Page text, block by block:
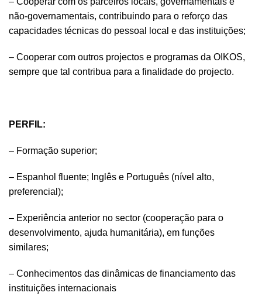
não-governamentais, contribuindo para o reforço das
capacidades técnicas do pessoal local e das instituições;
– Cooperar com outros projectos e programas da OIKOS,
sempre que tal contribua para a finalidade do projecto.
PERFIL:
– Formação superior;
– Espanhol fluente; Inglês e Português (nível alto,
preferencial);
– Experiência anterior no sector (cooperação para o
desenvolvimento, ajuda humanitária), em funções
similares;
– Conhecimentos das dinâmicas de financiamento das
instituições internacionais